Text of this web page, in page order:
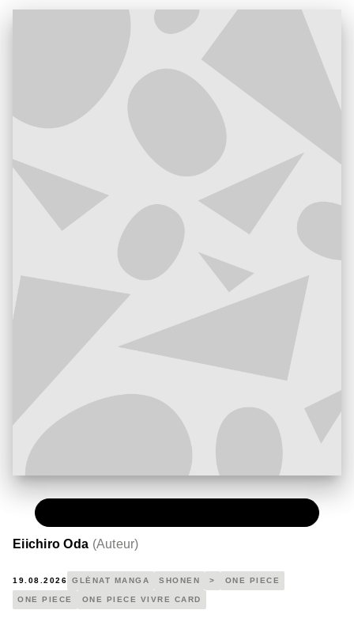
Eiichiro Oda (Auteur)
19.08.2026 GLÉNAT MANGA SHONEN > ONE PIECE
ONE PIECE ONE PIECE VIVRE CARD